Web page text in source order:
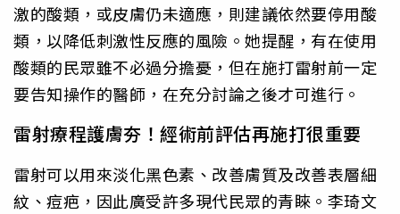
激的酸類，或皮膚仍未適應，則建議依然要停用酸
類，以降低刺激性反應的風險。她提醒，有在使用
酸類的民眾雖不必過分擔憂，但在施打雷射前一定
要告知操作的醫師，在充分討論之後才可進行。
雷射療程護膚夯！經術前評估再施打很重要
雷射可以用來淡化黑色素、改善膚質及改善表層細
紋、痘疤，因此廣受許多現代民眾的青睞。李琦文